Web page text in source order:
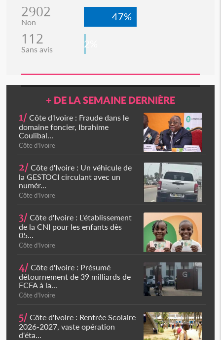
2902
Non 47%
112
Sans avis 2%
+ DE LA SEMAINE DERNIÈRE
1/ Côte d'Ivoire : Fraude dans le
domaine foncier, Ibrahime
Coulibal...
Côte d'Ivoire
2/ Côte d'Ivoire : Un véhicule de
la GESTOCI circulant avec un
numér...
Côte d'Ivoire
3/ Côte d'Ivoire : L'établissement
de la CNI pour les enfants dès
05...
Côte d'Ivoire
4/ Côte d'Ivoire : Présumé
détournement de 39 milliards de
FCFA à la...
Côte d'Ivoire
5/ Côte d'Ivoire : Rentrée Scolaire
2026-2027, vaste opération
d'éta...